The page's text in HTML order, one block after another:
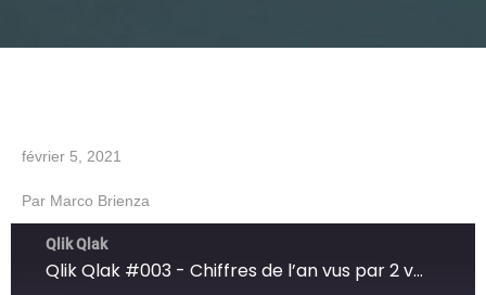
février 5, 2021
Par Marco Brienza
Qlik Qlak
Qlik Qlak #003 - Chiffres de l’an vus par 2 vendeurs, avec Michaël Monney (Laurastar)